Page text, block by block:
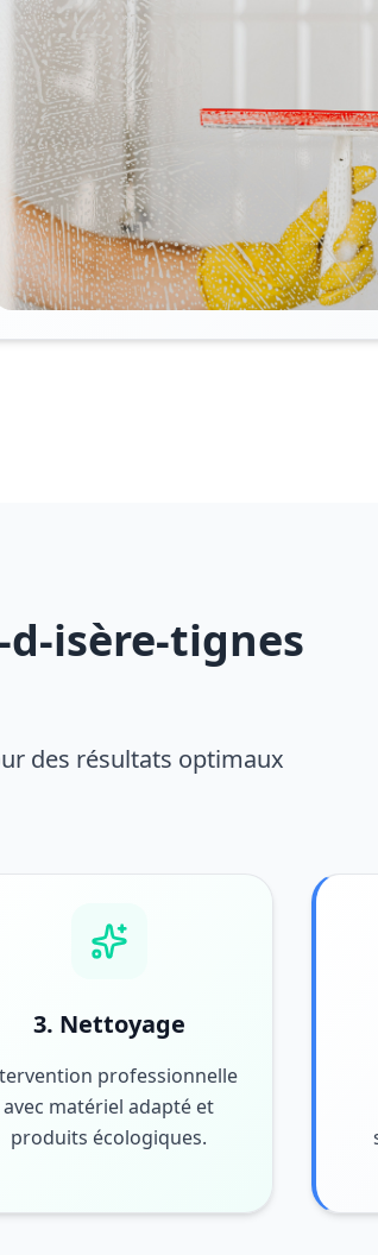
d-isère-tignes
des résultats optimaux
3. Nettoyage
professionnelle
avec matériel adapté et
produits écologiques.